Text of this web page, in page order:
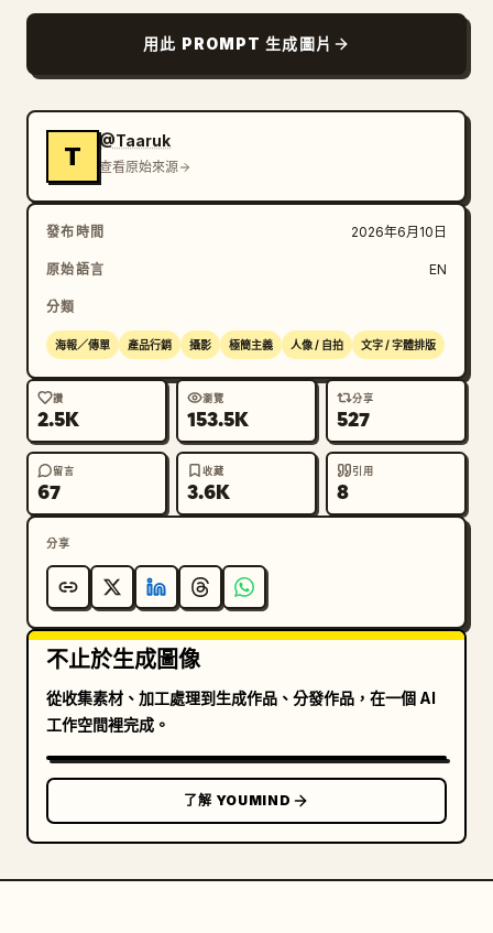
用此 PROMPT 生成圖片
T
@Taaruk
查看原始來源
發布時間 2026年6月10日
原始語言 EN
分類
海報／傳單 產品行銷 攝影 極簡主義 人像 / 自拍 文字 / 字體排版
讚
2.5K
瀏覽
153.5K
分享
527
留言
67
收藏
3.6K
引用
8
分享
不止於生成圖像
從收集素材、加工處理到生成作品、分發作品，在一個 AI
工作空間裡完成。
了解 YOUMIND